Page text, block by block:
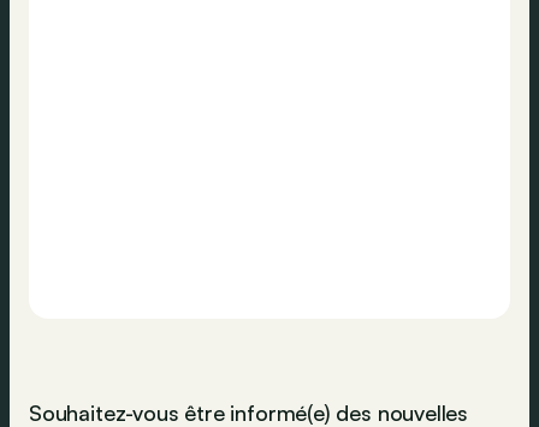
Souhaitez-vous être informé(e) des nouvelles